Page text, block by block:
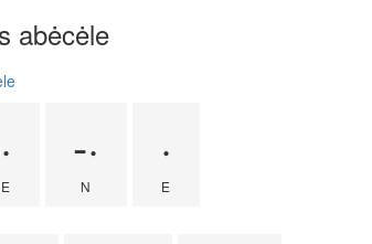
abėcėle
·
E
-·
N
·
E